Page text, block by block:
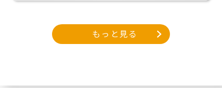
もっと見る